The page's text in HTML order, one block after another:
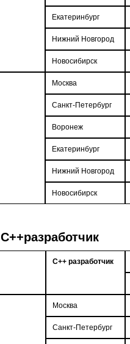
Екатеринбург
Нижний Новгород
Новосибирск
Москва
Санкт-Петербург
Воронеж
Екатеринбург
Нижний Новгород
Новосибирск
С++разработчик
С++ разработчик
Москва
Санкт-Петербург